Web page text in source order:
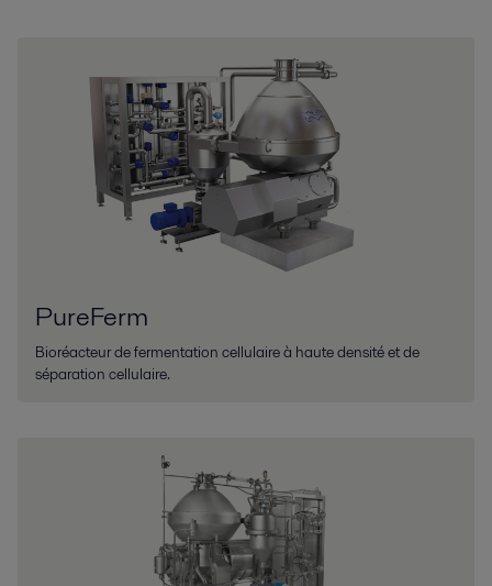
PureFerm
Bioréacteur de fermentation cellulaire à haute densité et de
séparation cellulaire.